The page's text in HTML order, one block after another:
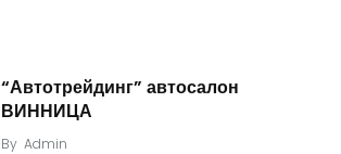
“Автотрейдинг” автосалон
ВИННИЦА
By Admin